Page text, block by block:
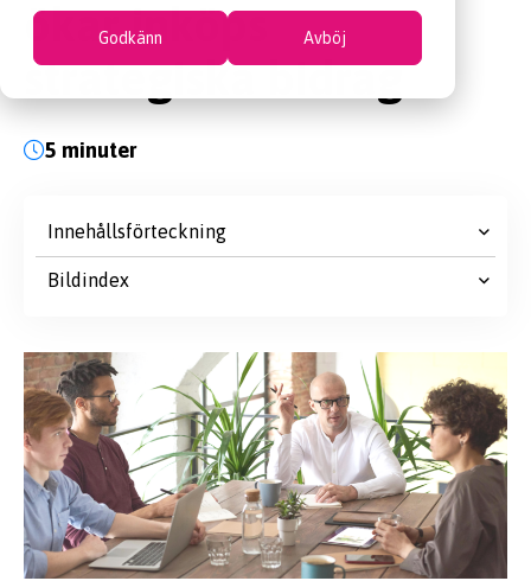
Godkänn Avböj
ökar inköps
strategiska bidrag
5 minuter
Innehållsförteckning
Bildindex